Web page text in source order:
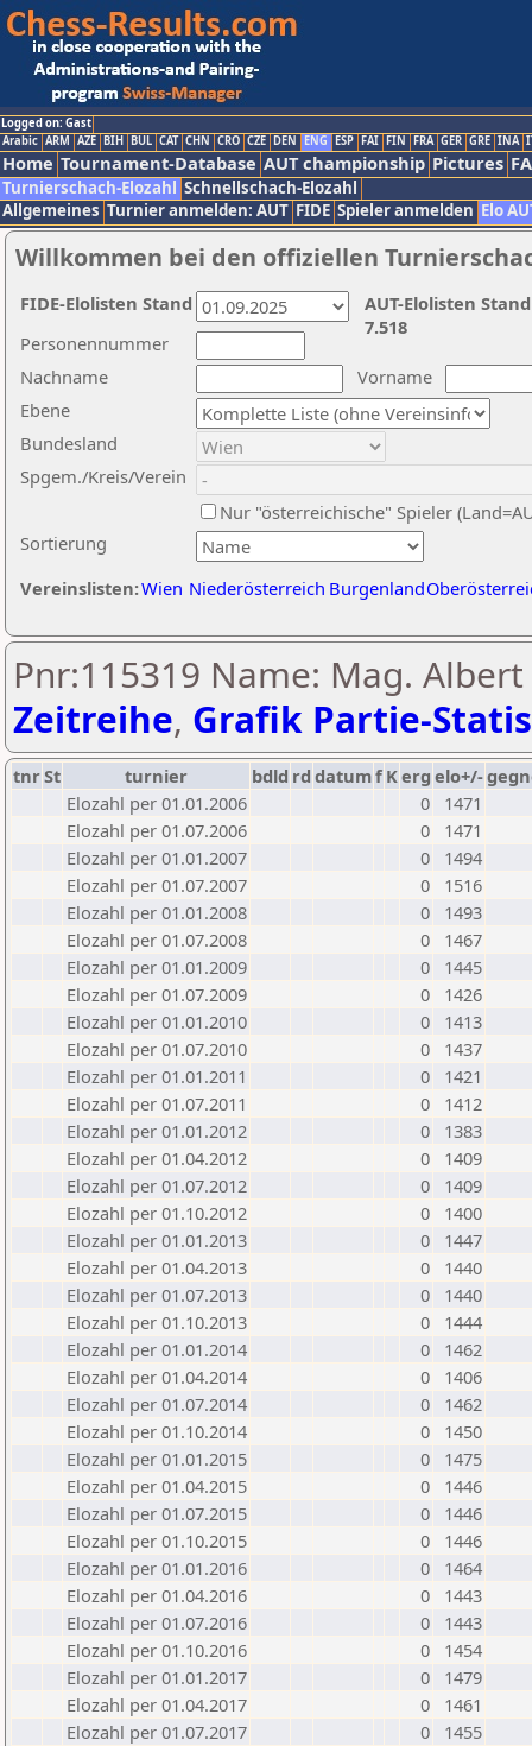
Logged on: Gast
Arabic ARM AZE BIH BUL CAT CHN CRO CZE DEN ENG ESP FAI FIN FRA GER GRE INA
Home Tournament-Database AUT championship Pictures
Turnierschach-Elozahl Schnellschach-Elozahl
Allgemeines Turnier anmelden: AUT FIDE Spieler anmelden Elo
Willkommen bei den offiziellen
Nachname
Vorname
Ebene
Sortierung
Personennummer
Bundesland
Spgem./Kreis/Verein
Nur "österreichische" Spieler
Vereinslisten:Wien Niederösterreich Burgenland
AUT-Elolisten
7.518
FIDE-Elolisten Stand
Pnr:115319 Name: Mag.
Zeitreihe, Grafik Partie-
tnrSt turnier bdld rd datumf Kerg elo+/-
Elozahl per 01.01.2006
0
1471
Elozahl per 01.07.2006
0
1471
Elozahl per 01.01.2007
0
1494
Elozahl per 01.07.2007
0
1516
Elozahl per 01.01.2008
0
1493
Elozahl per 01.07.2008
0
1467
Elozahl per 01.01.2009
0
1445
Elozahl per 01.07.2009
0
1426
Elozahl per 01.01.2010
0
1413
Elozahl per 01.07.2010
0
1437
Elozahl per 01.01.2011
0
1421
Elozahl per 01.07.2011
0
1412
Elozahl per 01.01.2012
0
1383
Elozahl per 01.04.2012
0
1409
Elozahl per 01.07.2012
0
1409
Elozahl per 01.10.2012
0
1400
Elozahl per 01.01.2013
0
1447
Elozahl per 01.04.2013
0
1440
Elozahl per 01.07.2013
0
1440
Elozahl per 01.10.2013
0
1444
Elozahl per 01.01.2014
0
1462
Elozahl per 01.04.2014
0
1406
Elozahl per 01.07.2014
0
1462
Elozahl per 01.10.2014
0
1450
Elozahl per 01.01.2015
0
1475
Elozahl per 01.04.2015
0
1446
Elozahl per 01.07.2015
0
1446
Elozahl per 01.10.2015
0
1446
Elozahl per 01.01.2016
0
1464
Elozahl per 01.04.2016
0
1443
Elozahl per 01.07.2016
0
1443
Elozahl per 01.10.2016
0
1454
Elozahl per 01.01.2017
0
1479
Elozahl per 01.04.2017
0
1461
Elozahl per 01.07.2017
0
1455